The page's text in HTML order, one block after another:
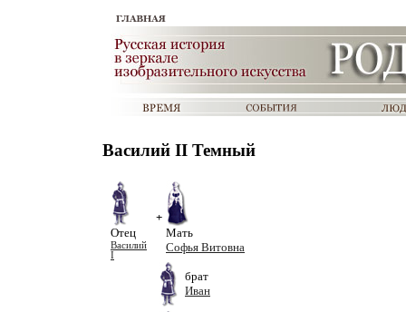
Василий II Темный
Отец
Василий
I
+
Мать
Софья Витовна
брат
Иван